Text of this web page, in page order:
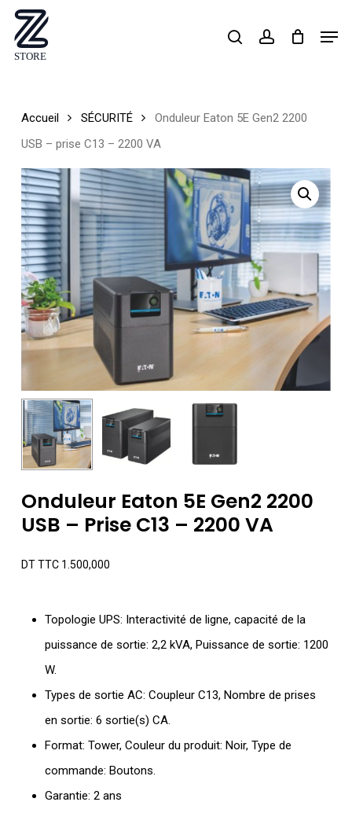
Skip
main
searchaccount
Accueil SÉCURITÉ
Onduleur Eaton 5E Gen2 2200
USB – prise C13 – 2200 VA
Onduleur Eaton 5E Gen2 2200
USB – Prise C13 – 2200 VA
DT TTC1.500,000
Topologie UPS: Interactivité de ligne, capacité de la
puissance de sortie: 2,2 kVA, Puissance de sortie: 1200
W.
Types de sortie AC: Coupleur C13, Nombre de prises
en sortie: 6 sortie(s) CA.
Format: Tower, Couleur du produit: Noir, Type de
commande: Boutons.
Garantie: 2 ans